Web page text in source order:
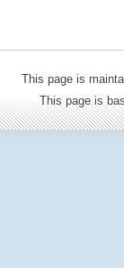
This page is
This page is